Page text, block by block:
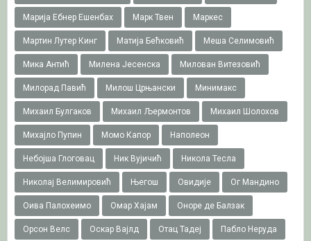
Марија Ебнер Ешенбах Марк Твен Маркес
Мартин Лутер Кинг Матија Бећковић Меша Селимовић
Мика Антић Милена Јесенска Милован Витезовић
Милорад Павић Милош Црњански Минимакс
Михаил Булгаков Михаил Љермонтов Михаил Шолохов
Михајло Пупин Момо Капор Наполеон
Небојша Глоговац Ник Вујичић Никола Тесла
Николај Велимировић Његош Овидије Ог Мандино
Оива Палохеимо Омар Хајам Оноре де Балзак
Орсон Велс Оскар Вајлд Отац Тадеј Пабло Неруда